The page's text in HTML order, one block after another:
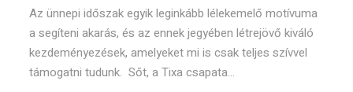
Az ünnepi időszak egyik leginkább lélekemelő motívuma
a segíteni akarás, és az ennek jegyében létrejövő kiváló
kezdeményezések, amelyeket mi is csak teljes szívvel
támogatni tudunk. Sőt, a Tixa csapata...